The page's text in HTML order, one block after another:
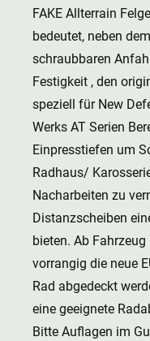
FAKE Allterrain
bedeutet, neben
schraubbaren
Festigkeit , den
speziell für New
Werks AT Serien
Einpresstiefen um
Radhaus/
Nacharbeiten zu
Distanzscheiben
bieten. Ab
vorrangig die neue
Rad abgedeckt
eine geeignete
Bitte Auflagen im